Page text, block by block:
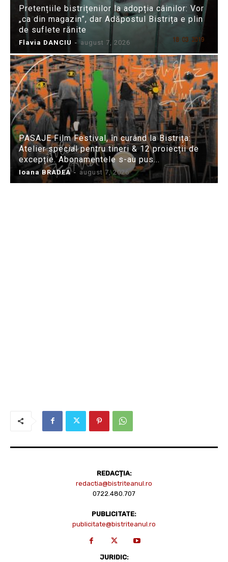
Pretențiile bistrițenilor la adopția câinilor: Vor
„ca din magazin”, dar Adăpostul Bistrița e plin
de suflete rănite
Flavia DANCIU - august 7, 2026
PASAJE Film Festival, în curând la Bistrița:
Atelier special pentru tineri & 12 proiecții de
excepție. Abonamentele s-au pus...
Ioana BRADEA - august 7, 2026
REDACȚIA:
redactia@bistriteanul.ro
0722.480.707
PUBLICITATE:
publicitate@bistriteanul.ro
JURIDIC: